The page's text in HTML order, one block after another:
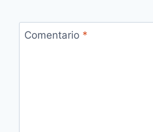
Comentario *